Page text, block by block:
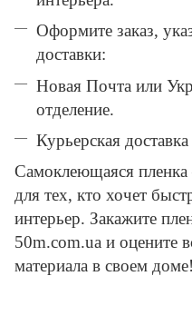
Оформите заказ,
доставки:
Новая Почта или
отделение.
Курьерская
Самоклеющаяся пленка
для тех, кто хочет
интерьер. Закажите
50m.com.ua и оцените
материала в своем доме!